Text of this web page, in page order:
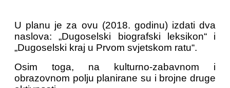
U planu je za ovu (2018. godinu) izdati dva
naslova: „Dugoselski biografski leksikon“ i
„Dugoselski kraj u Prvom svjetskom ratu“.
Osim toga, na kulturno-zabavnom i
obrazovnom polju planirane su i brojne druge